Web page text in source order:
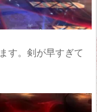
す。剣が早すぎて